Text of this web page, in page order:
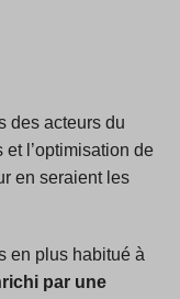
des acteurs du
l’optimisation de
en seraient les
en plus habitué à
par une